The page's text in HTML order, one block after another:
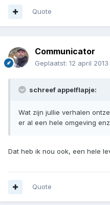
Quote
Communicator
Geplaatst: 12 april 2013
schreef appelflapje:
Wat zijn jullie verhalen
er al een hele omgeving
Dat heb ik nou ook, een hele
Quote